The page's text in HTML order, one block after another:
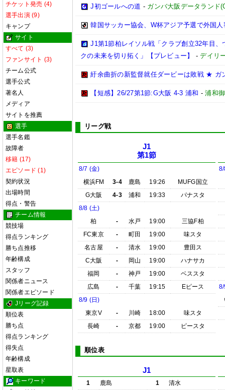
チケット発売 (4)
選手出演 (9)
キャンプ
サイト
すべて (3)
ファンサイト (3)
チーム公式
選手公式
著名人
メディア
サイトを推薦
選手
選手名鑑
故障者
移籍 (17)
エピソード (1)
契約状況
出場時間
得点・警告
チーム情報
競技場
得点ランキング
勝ち点推移
年齢構成
スタッフ
関係者ニュース
関係者エピソード
Jリーグ記録
順位表
勝ち点
得点ランキング
得失点
年齢構成
星取表
キーワード
J初ゴールへの道 - ガンバ大阪データランド
韓国サッカー協会、W杯アジア予選で外国
J1第1節柏レイソル戦「クラブ創立32年目
クの未来を切り拓く」【プレビュー】
-デイリ
紆余曲折の新監督就任ダービーは敗戦 ★ ガ
【短感】26/27第1節:G大阪 4-3 浦和 -浦和
リーグ戦
J1
第1節
8/7 (金)
横浜FM
3-4 鹿島 19:26
MUFG国立
G大阪
4-3 浦和 19:33
パナスタ
8/8 (土)
柏
- 水戸 19:00
三協F柏
FC東京
- 町田 19:00
味スタ
名古屋
- 清水 19:00
豊田ス
C大阪
- 岡山 19:00
ハナサカ
福岡
- 神戸 19:00
ベススタ
広島
- 千葉 19:15
Eピース
8/9 (日)
東京V
- 川崎 18:00
味スタ
長崎
- 京都 19:00 ピースタ
順位表
J1
1 鹿島 1 清水